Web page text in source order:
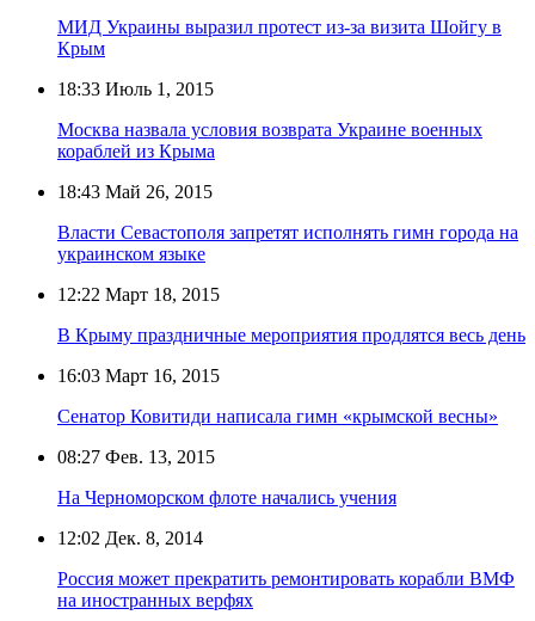
МИД Украины выразил протест из-за визита Шойгу в
Крым
18:33 Июль 1, 2015
Москва назвала условия возврата Украине военных
кораблей из Крыма
18:43 Май 26, 2015
Власти Севастополя запретят исполнять гимн города на
украинском языке
12:22 Март 18, 2015
В Крыму праздничные мероприятия продлятся весь день
16:03 Март 16, 2015
Сенатор Ковитиди написала гимн «крымской весны»
08:27 Фев. 13, 2015
На Черноморском флоте начались учения
12:02 Дек. 8, 2014
Россия может прекратить ремонтировать корабли ВМФ
на иностранных верфях